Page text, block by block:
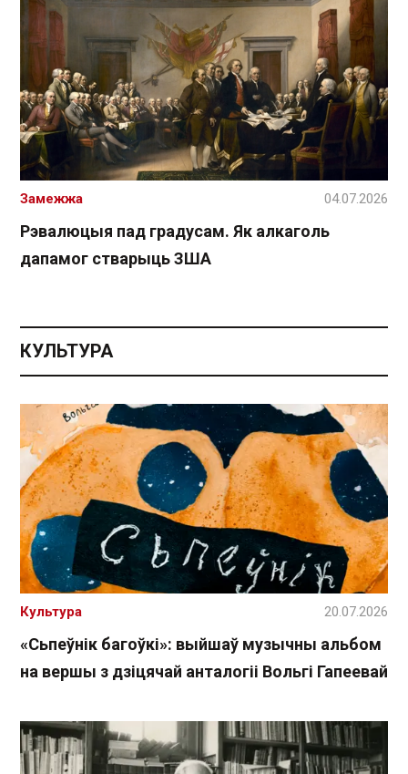
Рэвалюцыя пад градусам. Як алкаголь
дапамог стварыць ЗША
Замежжа 04.07.2026
КУЛЬТУРА
«Сьпеўнік багоўкі»: выйшаў музычны альбом
на вершы з дзіцячай анталогіі Вольгі Гапеевай
Культура 20.07.2026